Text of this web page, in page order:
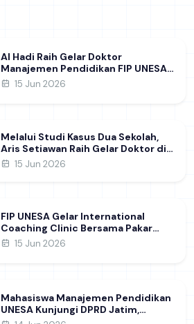
Al Hadi Raih Gelar Doktor
Manajemen Pendidikan FIP UNESA
melalui Riset Pembentukan
15 Jun 2026
Melalui Studi Kasus Dua Sekolah,
Aris Setiawan Raih Gelar Doktor di
FIP UNESA Usai Kupas Manajemen
15 Jun 2026
FIP UNESA Gelar International
Coaching Clinic Bersama Pakar
Khon Kaen University Thailand,
Ilmiah Internasional dukung SDG 4
15 Jun 2026
Mahasiswa Manajemen Pendidikan
UNESA Kunjungi DPRD Jatim,